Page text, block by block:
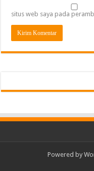
situs web saya pada
Powered by